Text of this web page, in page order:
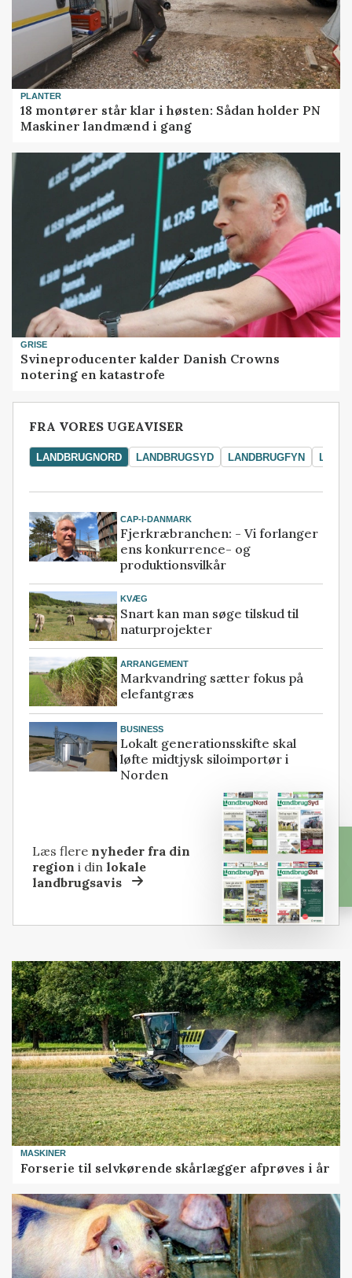
PLANTER
18 montører står klar i høsten: Sådan holder PN
Maskiner landmænd i gang
GRISE
Svineproducenter kalder Danish Crowns
notering en katastrofe
FRA VORES UGEAVISER
LANDBRUGNORD LANDBRUGSYD LANDBRUGFYN
CAP-I-DANMARK
Fjerkræbranchen: - Vi forlanger
ens konkurrence- og
produktionsvilkår
KVÆG
Snart kan man søge tilskud til
naturprojekter
ARRANGEMENT
Markvandring sætter fokus på
elefantgræs
BUSINESS
Lokalt generationsskifte skal
løfte midtjysk siloimportør i
Norden
Læs flere nyheder fra din
region i dinlokale
landbrugsavis
MASKINER
Forserie til selvkørende skårlægger afprøves i år